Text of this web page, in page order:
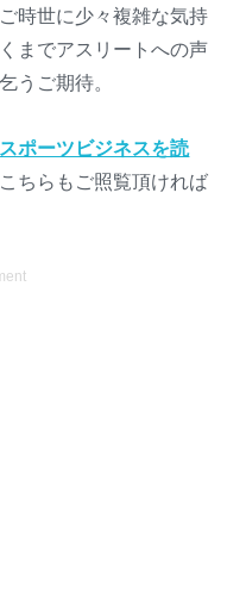
時世に少々複雑な気持
までアスリートへの声
うご期待。
スポーツビジネスを読
ちらもご照覧頂ければ